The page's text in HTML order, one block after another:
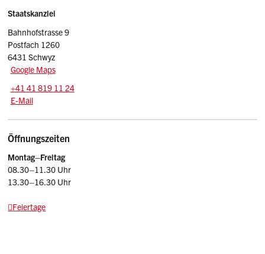
Sidebar
Adresse
Staatskanzlei
Bahnhofstrasse 9
Postfach 1260
6431 Schwyz
Google Maps
Tel.:
+41 41 819 11 24
E-Mail: srsz
E-Mail
Öffnungszeiten
Montag–Freitag
08.30–11.30 Uhr
13.30–16.30 Uhr
Feiertage